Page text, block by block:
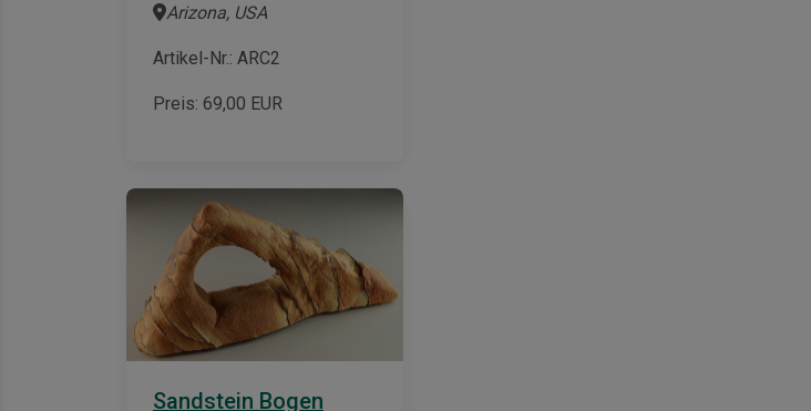
Arizona, USA
Artikel-Nr.: ARC2
Preis: 69,00 EUR
Sandstein Bogen